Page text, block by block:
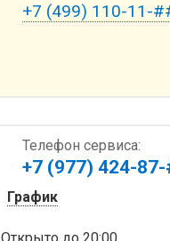
+7 (499) 110-11-
Телефон сервиса:
+7 (977) 424-
График